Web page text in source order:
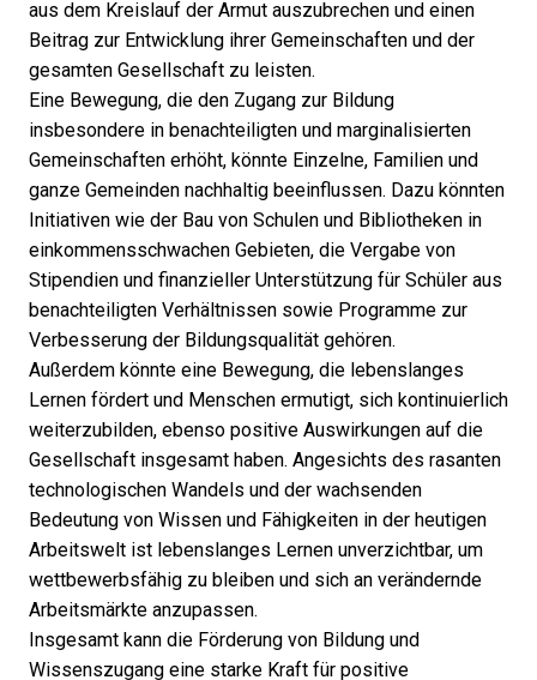
aus dem Kreislauf der Armut auszubrechen und einen
Beitrag zur Entwicklung ihrer Gemeinschaften und der
gesamten Gesellschaft zu leisten.
Eine Bewegung, die den Zugang zur Bildung
insbesondere in benachteiligten und marginalisierten
Gemeinschaften erhöht, könnte Einzelne, Familien und
ganze Gemeinden nachhaltig beeinflussen. Dazu könnten
Initiativen wie der Bau von Schulen und Bibliotheken in
einkommensschwachen Gebieten, die Vergabe von
Stipendien und finanzieller Unterstützung für Schüler aus
benachteiligten Verhältnissen sowie Programme zur
Verbesserung der Bildungsqualität gehören.
Außerdem könnte eine Bewegung, die lebenslanges
Lernen fördert und Menschen ermutigt, sich kontinuierlich
weiterzubilden, ebenso positive Auswirkungen auf die
Gesellschaft insgesamt haben. Angesichts des rasanten
technologischen Wandels und der wachsenden
Bedeutung von Wissen und Fähigkeiten in der heutigen
Arbeitswelt ist lebenslanges Lernen unverzichtbar, um
wettbewerbsfähig zu bleiben und sich an verändernde
Arbeitsmärkte anzupassen.
Insgesamt kann die Förderung von Bildung und
Wissenszugang eine starke Kraft für positive